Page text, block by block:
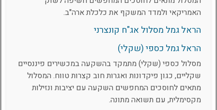
האמריקאי ולמדד המשקף את כלכלת ארה"ב.
הראל גמל מסלול אג"ח קונצרני
הראל גמל כספי (שקלי)
מסלול כספי (שקלי) מתמקד בהשקעה במכשירים פיננסיים
שקליים, כגון פיקדונות ואגרות חוב קצרות טווח. המסלול
מתאים לחוסכים המחפשים השקעה עם יציבות ונזילות
מקסימלית, עם תשואה מתונה.